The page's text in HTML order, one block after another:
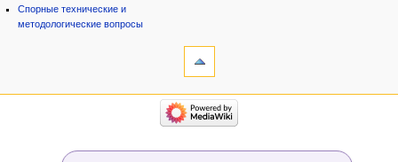
Спорные технические и
методологические вопросы
категории